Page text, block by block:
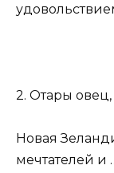
2. Отары
Новая
мечтателей и